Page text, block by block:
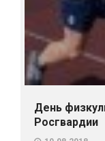
День
Росгвардии